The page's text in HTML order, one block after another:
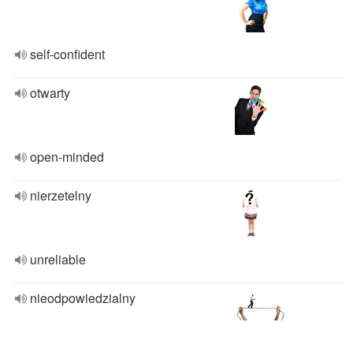
self-confident
otwarty
open-minded
nierzetelny
unreliable
nieodpowiedzialny